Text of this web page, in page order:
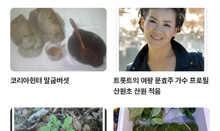
코리아헌터 말굽버섯
트롯트의 여왕 문효주 가수 프로필
산원초 산원 적음